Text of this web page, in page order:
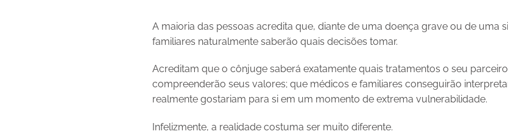
A maioria das pessoas acredita que, diante de uma doença grave ou de uma
familiares naturalmente saberão quais decisões tomar.
Acreditam que o cônjuge saberá exatamente quais tratamentos o seu
compreenderão seus valores; que médicos e familiares conseguirão
realmente gostariam para si em um momento de extrema vulnerabilidade.
Infelizmente, a realidade costuma ser muito diferente.